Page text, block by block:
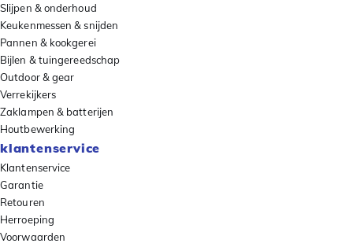
Slijpen & onderhoud
Keukenmessen & snijden
Pannen & kookgerei
Bijlen & tuingereedschap
Outdoor & gear
Verrekijkers
Zaklampen & batterijen
Houtbewerking
klantenservice
Klantenservice
Garantie
Retouren
Herroeping
Voorwaarden